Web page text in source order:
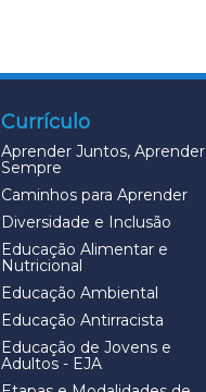
Currículo
Aprender Juntos, Aprender
Sempre
Caminhos para Aprender
Diversidade e Inclusão
Educação Alimentar e
Nutricional
Educação Ambiental
Educação Antirracista
Educação de Jovens e
Adultos - EJA